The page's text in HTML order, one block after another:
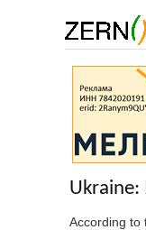
According to